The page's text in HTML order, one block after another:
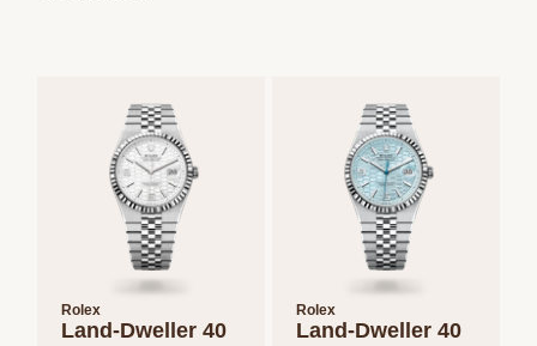
Rolex
Land-Dweller 40
Rolex
Land-Dweller 40